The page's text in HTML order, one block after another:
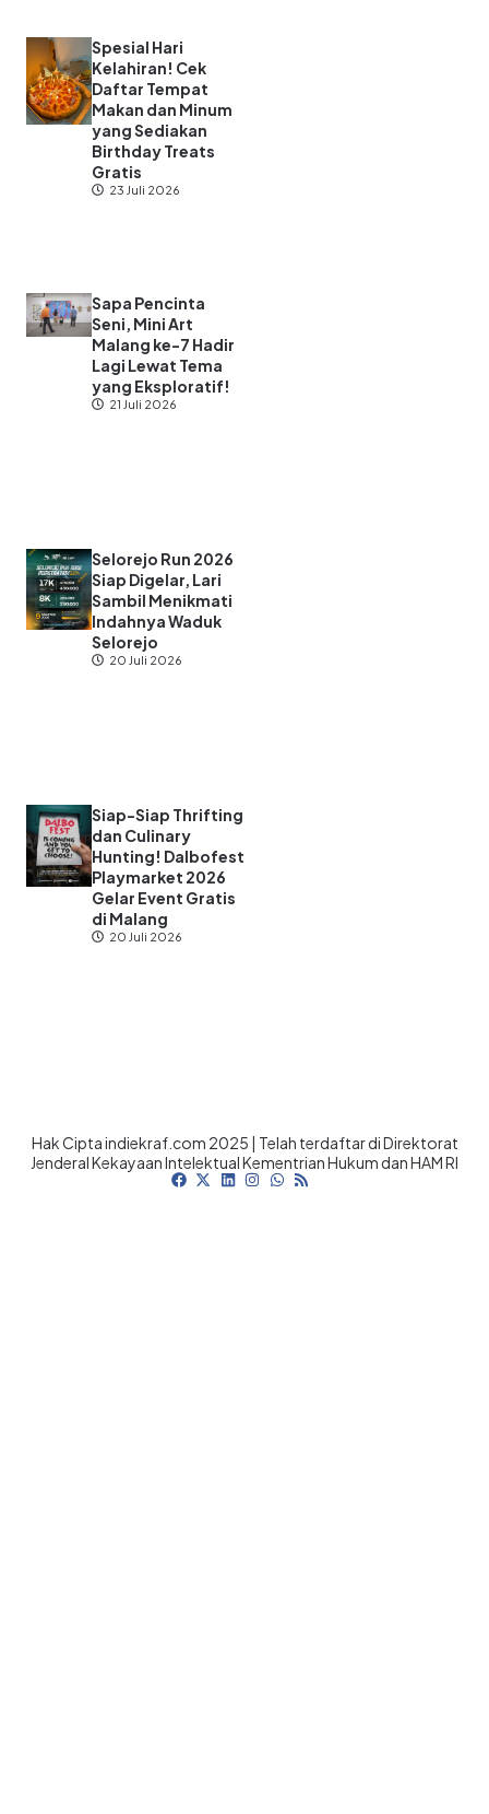
Spesial Hari
Kelahiran! Cek
Daftar Tempat
Makan dan Minum
yang Sediakan
Birthday Treats
Gratis
23 Juli 2026
Sapa Pencinta
Seni, Mini Art
Malang ke-7 Hadir
Lagi Lewat Tema
yang Eksploratif!
21 Juli 2026
Selorejo Run 2026
Siap Digelar, Lari
Sambil Menikmati
Indahnya Waduk
Selorejo
20 Juli 2026
Siap-Siap Thrifting
dan Culinary
Hunting! Dalbofest
Playmarket 2026
Gelar Event Gratis
di Malang
20 Juli 2026
Hak Cipta indiekraf.com 2025 | Telah terdaftar di Direktorat
Jenderal Kekayaan Intelektual Kementrian Hukum dan HAM RI